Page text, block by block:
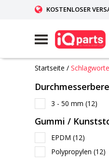
KOSTENLOSER
Startseite / Schlagworte
3 - 50 mm (12)
Gummi /
EPDM (12)
Polypropylen (12)